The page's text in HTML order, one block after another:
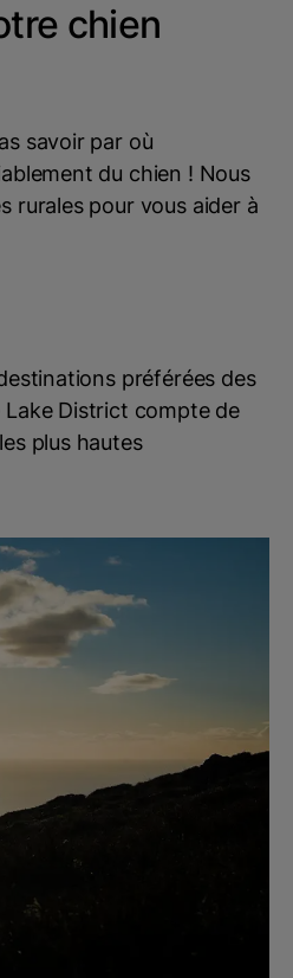
chien
savoir par où
du chien ! Nous
rurales pour vous aider à
préférées des
Lake District compte de
plus hautes